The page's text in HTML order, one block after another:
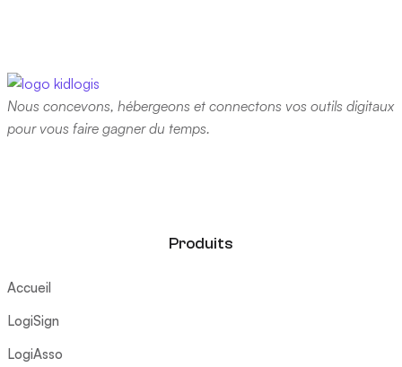
Nous concevons, hébergeons et connectons vos outils digitaux
pour vous faire gagner du temps.
Produits
Accueil
LogiSign
LogiAsso